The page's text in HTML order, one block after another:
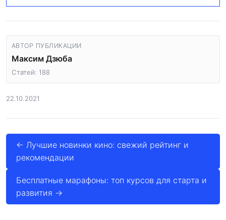
АВТОР ПУБЛИКАЦИИ
Максим Дзюба
Статей: 188
22.10.2021
← Лучшие новинки кино: свежий рейтинг и
рекомендации
Бесплатные марафоны: топ курсов для старта и
развития →